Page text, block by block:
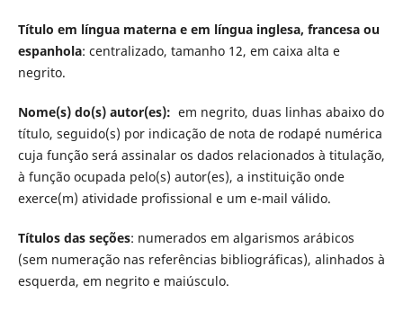
Título em língua materna e em língua inglesa, francesa ou
espanhola: centralizado, tamanho 12, em caixa alta e
negrito.
Nome(s) do(s) autor(es): em negrito, duas linhas abaixo do
título, seguido(s) por indicação de nota de rodapé numérica
cuja função será assinalar os dados relacionados à titulação,
à função ocupada pelo(s) autor(es), a instituição onde
exerce(m) atividade profissional e um e-mail válido.
Títulos das seções: numerados em algarismos arábicos
(sem numeração nas referências bibliográficas), alinhados à
esquerda, em negrito e maiúsculo.